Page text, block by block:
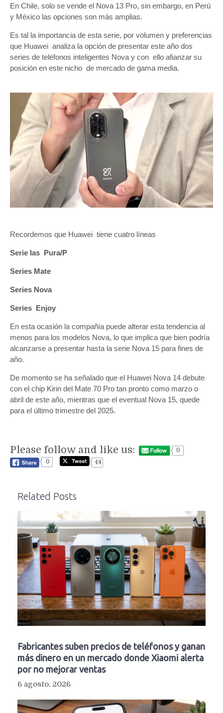
En Chile, solo se vende el Nova 13 Pro, sin embargo, en Perú
y México las opciones son más amplias.
Es tal la importancia de esta serie, por volumen y preferencias
que Huawei analiza la opción de presentar este año dos
series de teléfonos inteligentes Nova y con ello afianzar su
posición en este nicho de mercado de gama media.
Recordemos que Huawei tiene cuatro líneas
Serie las Pura/P
Series Mate
Series Nova
Series Enjoy
En esta ocasión la compañía puede alterar esta tendencia al
menos para los modelos Nova, lo que implica que bien podría
alcanzarse a presentar hasta la serie Nova 15 para fines de
año.
De momento se ha señalado que el Huawei Nova 14 debute
con el chip Kirin del Mate 70 Pro tan pronto como marzo o
abril de este año, mientras que el eventual Nova 15, quede
para el último trimestre del 2025.
Please follow and like us:
0
0
44
Related Posts
Fabricantes suben precios de teléfonos y ganan
más dinero en un mercado donde Xiaomi alerta
por no mejorar ventas
6 agosto, 2026